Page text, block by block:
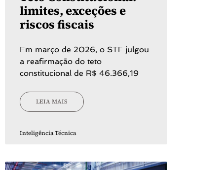
limites, exceções e
riscos fiscais
Em março de 2026, o STF julgou
a reafirmação do teto
constitucional de R$ 46.366,19
LEIA MAIS
Inteligência Técnica